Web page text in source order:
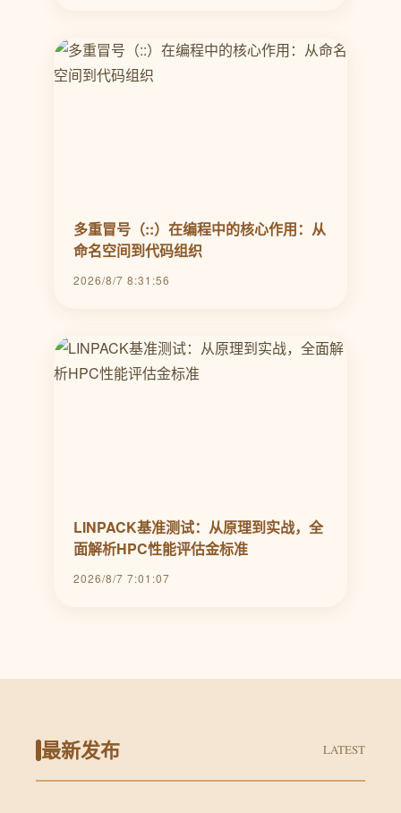
多重冒号（::）在编程中的核心作用：从
命名空间到代码组织
2026/8/7 8:31:56
LINPACK基准测试：从原理到实战，全
面解析HPC性能评估金标准
2026/8/7 7:01:07
最新发布 LATEST